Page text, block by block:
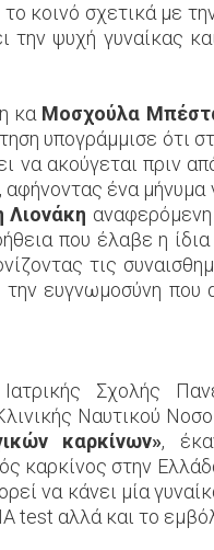
κοινό σχετικά με
ψυχή γυναίκας
κα Μοσχούλα
υπογράμμισε ότι
ακούγεται πριν
αφήνοντας ένα
Λιονάκη
που έλαβε η
τις
ευγνωμοσύνη που
Σχολής
Ναυτικού
καρκίνων»,
καρκίνος στην
να κάνει μία
test αλλά και το